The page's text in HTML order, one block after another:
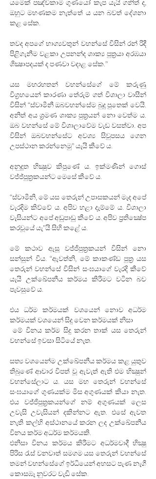
යමෙක් පඤ්චකාම ගුණයෝ කැප යැයි ගනිත් ද,
ඔහුට මහණකම නැත්තේ ය යන බවත් දේශනා
කළ සේක.
තවද අපගේ භාග්‍යවතුන් වහන්සේ විසින් රන් රිදී
පිළිගැනීම වළකා උපනන්ද ශාක්‍ය පුත්‍රයා අරඹයා
ශික්‍ෂාපදයක් ද පණවා වදාළ සේක.”
යස මහරහතන් වහන්සේගේ මේ කරුණු
විග්‍රහයෙන් කාරණා තේරුම් ගත් විශාලා වාසීන්
විසින් “ස්වාමීනී ඔබවහන්සේම බුදු පුතෙක් වෙයි.
අනිත් අය ශ්‍රමණ ශාක්‍ය පුත්‍රයන් නො වෙත්ම ය.
ඔබ වහන්සේ මේ විශාලාවේම වැඩ වසත්වා. අප
විසින් ඔබවහන්සේට අවශ්‍ය සිවුපසය ගෙන
උපස්ථාන කරන්නෙමු” යැයි කීවේ ය.
අනුදූත භික්‍ෂුව කිපුණේ ය. ඉක්මණින් ගොස්
වජ්ජ්පුත්‍රකයන්ට මෙසේ කීවේ ය.
“ස්වාමීනි, මේ යස තෙරුන් උපාසකයන් මැද අපේ
වැරදිම කිව්වේ ය. අපිව හළා දැම්මේ ය. විශාලා
වැසියන්ට අපේ අඩුපාඩු කීවේ ය. අපිව ප්‍රතික්‍ෂේප
කරවූයේ යැ”යි සිහි කළේ ය.
මේ කථාව ඇසූ වජ්ජිපුත්‍රකයන් විසින් නො
සන්සුන් විය. “ඇවත්නි, මේ කාකණ්ඩ පුත්‍ර යස
තෙරුන් වහන්සේ විසින් සංඝයාගේ වැරදි කීවේ
යැයි උක්ඛේපනීය කර්මය කිරීමට වටින බව
පැවසුවේ ය.
එය ධර්ම කර්මයක් වශයෙන් නොව අධර්ම
කර්මයක් වශයෙන් සිදු වෙන කර්මයක් නිසා
මේ විනය කර්ම සිදු කරන තාක් යස තෙරුන්
වහන්සේ ඉවසා සිටියේ නැත.
සත්‍ය වශයෙන්ම උක්ඛේපනීය කර්මය කළ යුතුව
තිබුණේ ආචාර විපත් වූ ඇවැත් ඇති එම භික්‍ෂුන්
වහන්සේලාට ය. යස මහ තෙරුන් වහන්සේ
සංඝයාගේ ගුණයක්ම මිස අගුණයක් කියා නැත.
එය වජ්ජිපුත්‍රකයන්ගේ නම් අගුණයක් ලෙස
උවැසි උවැසියන් දකින්නට ඇත. එසේ ඇවත
නැති කල්හි අස්ථානයේ කරන ලද උක්ඛේපනීය
විනය කර්ම අධර්ම කර්මයකි.
එනිසා විනය කර්මය කිරීමට අධර්මවාදී භික්‍ෂු
පිරිස රැස් වනවාත් සමගම යස තෙරුන් වහන්සේ
තමන් වහන්සේගේ ඉර්ධියෙන් අහසට පැණ නැගී
කොසඹෑ නුවරට වැඩි සේක.